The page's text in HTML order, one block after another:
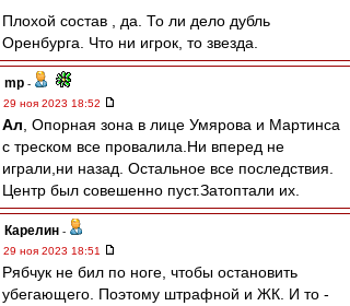
Плохой состав , да. То ли дело дубль
Оренбурга. Что ни игрок, то звезда.
mp -
29 ноя 2023 18:52
Ал , Опорная зона в лице Умярова и Мартинса
с треском все провалила.Ни вперед не
играли,ни назад. Остальное все последствия.
Центр был совешенно пуст.Затоптали их.
Карелин -
29 ноя 2023 18:51
Рябчук не бил по ноге, чтобы остановить
убегающего. Поэтому штрафной и ЖК. И то -